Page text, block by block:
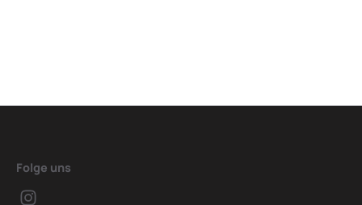
Folge uns